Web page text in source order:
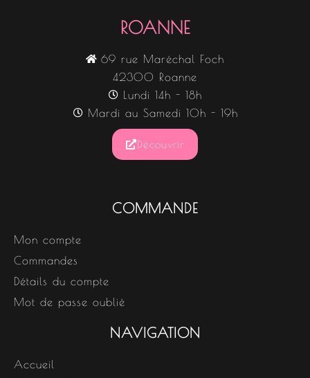
ROANNE
69 rue Maréchal Foch
42300 Roanne
Lundi 14h - 18h
Mardi au Samedi 10h - 19h
Découvrir
COMMANDE
Mon compte
Commandes
Détails du compte
Mot de passe oublié
NAVIGATION
Accueil